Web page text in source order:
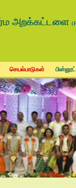
அறக்கட்டளை
செயல்பாடுகள்